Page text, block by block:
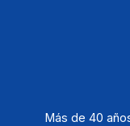
Más de 40